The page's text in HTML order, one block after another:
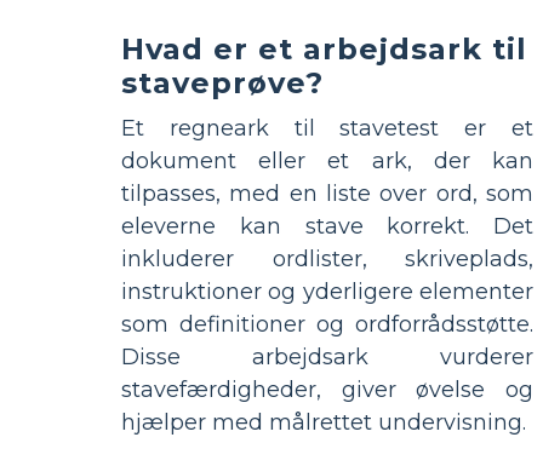
Hvad er et arbejdsark til
staveprøve?
Et regneark til stavetest er et
dokument eller et ark, der kan
tilpasses, med en liste over ord, som
eleverne kan stave korrekt. Det
inkluderer ordlister, skriveplads,
instruktioner og yderligere elementer
som definitioner og ordforrådsstøtte.
Disse arbejdsark vurderer
stavefærdigheder, giver øvelse og
hjælper med målrettet undervisning.